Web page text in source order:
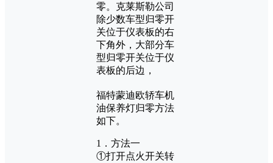
零。克莱斯勒公司
除少数车型归零开
关位于仪表板的右
下角外，大部分车
型归零开关位于仪
表板的后边，
福特蒙迪欧轿车机
油保养灯归零方法
如下。
1．方法一
①打开点火开关转